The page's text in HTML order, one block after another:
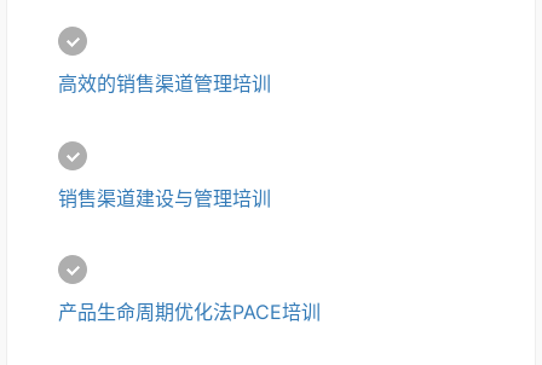
高效的销售渠道管理培训
销售渠道建设与管理培训
产品生命周期优化法PACE培训